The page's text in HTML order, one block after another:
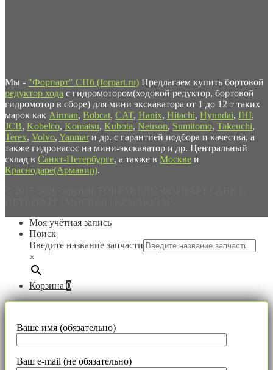
Мы - "Форпарт" СПб (forpart.ru) Предлагаем купить бортовой
редуктор хода с гидромотором(ходовой редуктор, бортовой
гидромотор в сборе) для мини экскаватора от 1 до 12 т таких
марок как Airman, Bobcat, CAT, Hanix, Hitachi, Hyundai, IHI,
JCB, Kobelco, Komatsu, Kubota, Neuson, Sumitomo, Takeuchi,
Terex, Volvo, Yanmar и др. с гарантией подбора и качества, а
также гидронасос на мини-экскаватор и др. Центральный
склад в Санкт-Петербурге, а также в Москве и
Краснодаре(Армавир).
Моя учётная запись
Поиск
Введите название запчасти
×
Корзина 0
Ваше имя (обязательно)
Ваш e-mail (не обязательно)